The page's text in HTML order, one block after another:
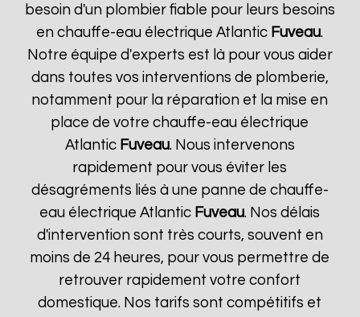
besoin d'un plombier fiable pour leurs besoins
en chauffe-eau électrique Atlantic Fuveau.
Notre équipe d'experts est là pour vous aider
dans toutes vos interventions de plomberie,
notamment pour la réparation et la mise en
place de votre chauffe-eau électrique
Atlantic Fuveau. Nous intervenons
rapidement pour vous éviter les
désagréments liés à une panne de chauffe-
eau électrique Atlantic Fuveau. Nos délais
d'intervention sont très courts, souvent en
moins de 24 heures, pour vous permettre de
retrouver rapidement votre confort
domestique. Nos tarifs sont compétitifs et